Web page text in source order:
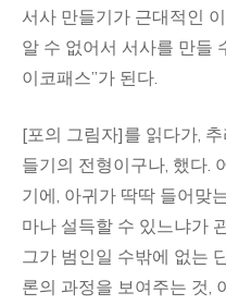
서사 만들기가 근대적인
알 수 없어서 서사를 만들
이코패스”가 된다.
[포의 그림자]를 읽다가,
들기의 전형이구나, 했다.
기에, 아귀가 딱딱 들어맞
마나 설득할 수 있느냐가
그가 범인일 수밖에 없는
론의 과정을 보여주는 것,